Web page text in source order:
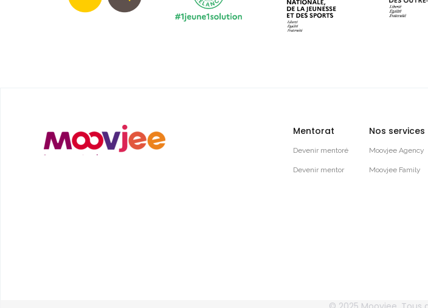
Mentorat
Devenir mentoré
Devenir mentor
Nos services
Moovjee Agency
Moovjee Family